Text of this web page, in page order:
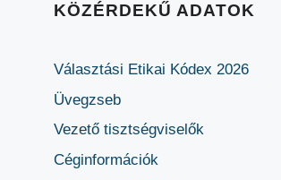
KÖZÉRDEKŰ ADATOK
Választási Etikai Kódex 2026
Üvegzseb
Vezető tisztségviselők
Céginformációk